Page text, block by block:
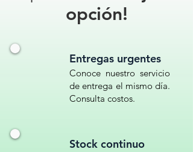
opción!
Entregas urgentes
Conoce nuestro servicio
de entrega el mismo día.
Consulta costos.
Stock continuo